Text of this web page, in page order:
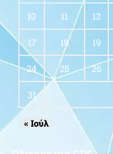
10 11 12
17 18 19
24 25 26
31
« Ιούλ